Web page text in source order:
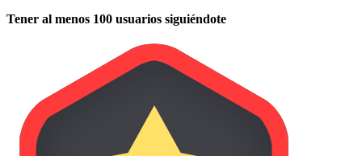
Tener al menos 100 usuarios siguiéndote